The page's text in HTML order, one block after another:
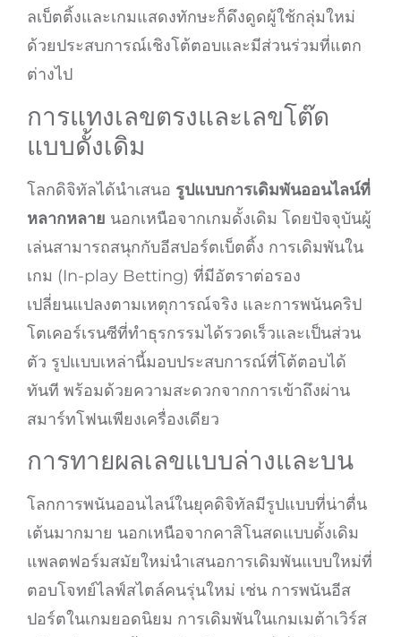
ลเบ็ตติ้งและเกมแสดงทักษะก็ดึงดูดผู้ใช้กลุ่มใหม่
ด้วยประสบการณ์เชิงโต้ตอบและมีส่วนร่วมที่แตก
ต่างไป
การแทงเลขตรงและเลขโต๊ด
แบบดั้งเดิม
โลกดิจิทัลได้นำเสนอ รูปแบบการเดิมพันออนไลน์ที่
หลากหลาย นอกเหนือจากเกมดั้งเดิม โดยปัจจุบันผู้
เล่นสามารถสนุกกับอีสปอร์ตเบ็ตติ้ง การเดิมพันใน
เกม (In-play Betting) ที่มีอัตราต่อรอง
เปลี่ยนแปลงตามเหตุการณ์จริง และการพนันคริป
โตเคอร์เรนซีที่ทำธุรกรรมได้รวดเร็วและเป็นส่วน
ตัว รูปแบบเหล่านี้มอบประสบการณ์ที่โต้ตอบได้
ทันที พร้อมด้วยความสะดวกจากการเข้าถึงผ่าน
สมาร์ทโฟนเพียงเครื่องเดียว
การทายผลเลขแบบล่างและบน
โลกการพนันออนไลน์ในยุคดิจิทัลมีรูปแบบที่น่าตื่น
เต้นมากมาย นอกเหนือจากคาสิโนสดแบบดั้งเดิม
แพลตฟอร์มสมัยใหม่นำเสนอการเดิมพันแบบใหม่ที่
ตอบโจทย์ไลฟ์สไตล์คนรุ่นใหม่ เช่น การพนันอีส
ปอร์ตในเกมยอดนิยม การเดิมพันในเกมเมต้าเวิร์ส